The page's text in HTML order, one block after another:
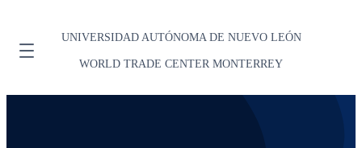
UNIVERSIDAD AUTÓNOMA DE NUEVO LEÓN
WORLD TRADE CENTER MONTERREY